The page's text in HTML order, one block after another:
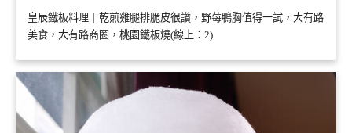
皇辰鐵板料理｜乾煎雞腿排脆皮很讚，野莓鴨胸值得一試，大有路
美食，大有路商圈，桃園鐵板燒(線上：2)